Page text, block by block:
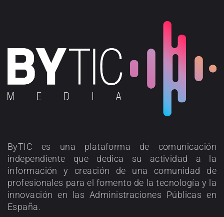
ByTIC es una plataforma de comunicación
independiente que dedica su actividad a la
información y creación de una comunidad de
profesionales para el fomento de la tecnología y la
innovación en las Administraciones Públicas en
España.